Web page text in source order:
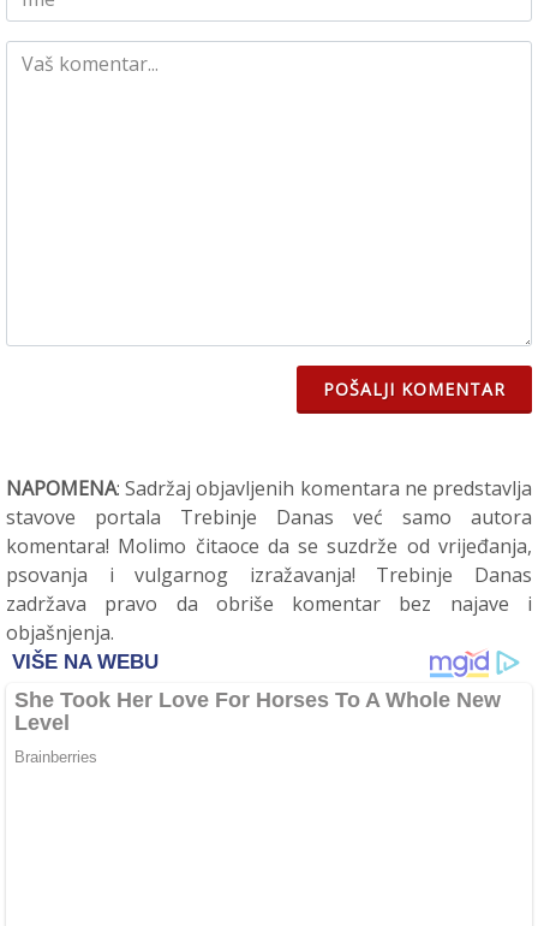
POŠALJI KOMENTAR
NAPOMENA: Sadržaj objavljenih komentara ne predstavlja
stavove portala Trebinje Danas već samo autora
komentara! Molimo čitaoce da se suzdrže od vrijeđanja,
psovanja i vulgarnog izražavanja! Trebinje Danas
zadržava pravo da obriše komentar bez najave i
objašnjenja.